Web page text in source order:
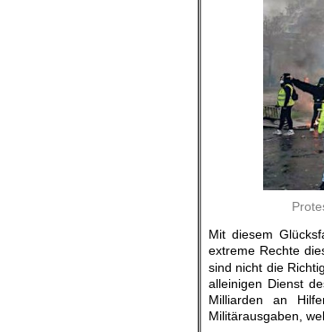
Mit diesem
extreme Rechte
sind nicht die
alleinigen Dienst
Milliarden an
Militärausgaben,